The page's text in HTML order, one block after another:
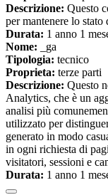
Descrizione: Questo
per mantenere lo stato
Durata: 1 anno 1
Nome: _ga
Tipologia: tecnico
Proprieta: terze parti
Descrizione: Questo
Analytics, che è un
analisi più
utilizzato per
generato in modo
in ogni richiesta di
visitatori, sessioni e
Durata: 1 anno 1